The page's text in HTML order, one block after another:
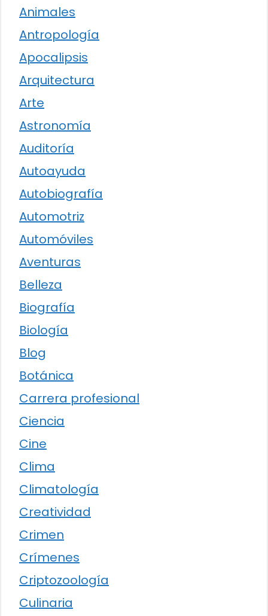
Animales
Antropología
Apocalipsis
Arquitectura
Arte
Astronomía
Auditoría
Autoayuda
Autobiografía
Automotriz
Automóviles
Aventuras
Belleza
Biografía
Biología
Blog
Botánica
Carrera profesional
Ciencia
Cine
Clima
Climatología
Creatividad
Crimen
Crímenes
Criptozoología
Culinaria